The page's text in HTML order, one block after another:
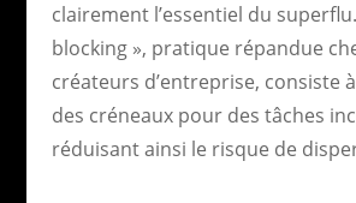
clairement l’essentiel du
blocking », pratique répandue
créateurs d’entreprise, consiste
des créneaux pour des tâches
réduisant ainsi le risque de